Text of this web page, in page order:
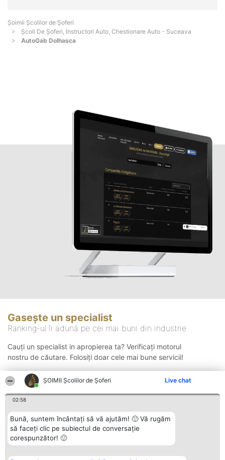
ŞOIMII Școlilor de Șoferi Live chat
02:58
Bună, suntem încântați să vă ajutăm! 🙂 Vă rugăm
să faceți clic pe subiectul de conversație
corespunzător! 🙂
Şoimii Școlilor de Șoferi
Școli De Șoferi, Instructori Auto, Chestionare Auto - Suceava
AutoGab Dolhasca
Gasește un specialist
Ranking-ul îi adună pe cei mai buni din industrie
Cauți un specialist in apropierea ta? Verificați motorul
nostru de căutare. Folosiți doar cele mai bune servicii!